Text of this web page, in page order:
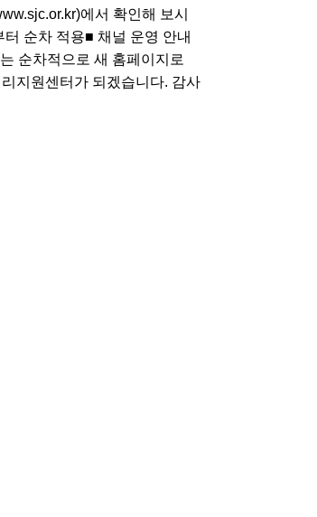
에서 확인해 보시
순차 적용■ 채널 운영 안내
순차적으로 새 홈페이지로
지원센터가 되겠습니다. 감사